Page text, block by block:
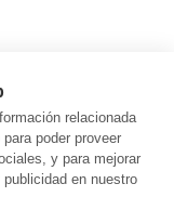
relacionada
poder proveer
y para mejorar
en nuestro